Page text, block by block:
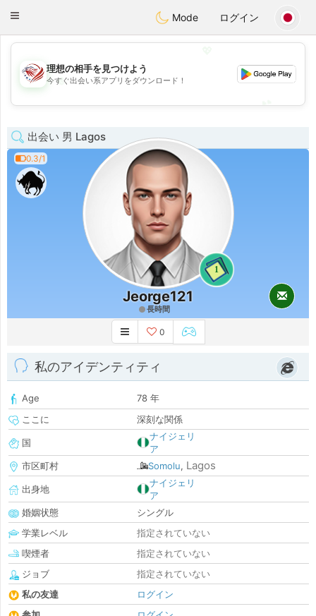
StatesDating
Toggle
Mode ログイン
💖
💕
理想の相手を見つけよう
今すぐ出会い系アプリをダウンロード！
出会い 男 Lagos
0.3/1
1
Jeorge121
長時間
0
私のアイデンティティ
Age
78 年
ここに
深刻な関係
国
ナイジェリ
ア
市区町村
Somolu, Lagos
出身地
ナイジェリ
ア
婚姻状態
シングル
学業レベル
指定されていない
喫煙者
指定されていない
ジョブ
指定されていない
私の友達
ログイン